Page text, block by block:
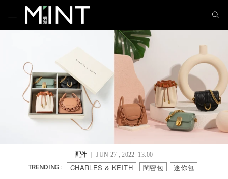
配件｜ JUN 27 , 2022 13:00
TRENDING : CHARLES & KEITH 閨密包 迷你包